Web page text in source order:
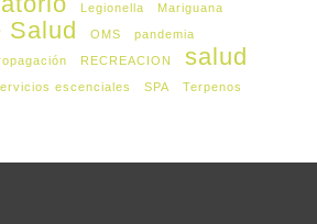
Legionella Mariguana
Salud OMS
pandemia
RECREACION salud
escenciales SPA Terpenos